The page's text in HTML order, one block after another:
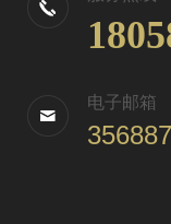
电子邮箱